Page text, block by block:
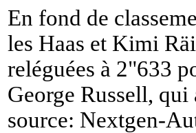
En fond de
les Haas et Kimi
reléguées à 2"633
George Russell,
source: Nextgen-